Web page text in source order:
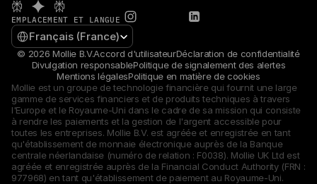
EMPLACEMENT ET LANGUE
Select Language
Français (France)
© 2026 Mollie B.V.Accord d'utilisateurDéclaration de confidentialité
Divulgation responsablePolitique de signalement des alertes
Mentions légalesPolitique en matière de cookies
Mollie est un groupe de technologie financière qui fournit une large
gamme de services financiers et de produits techniques à travers
l'Europe et le Royaume-Uni dans le cadre de sa mission qui consiste
à rendre les paiements et la gestion de l'argent accessible pour
toutes les entreprises. Mollie B.V. est agréée et enregistrée en tant
qu'établissement de monnaie électronique auprès de la Banque
centrale néerlandaise (numéro de relation : F0038). Mollie UK Ltd est
agréée et enregistrée auprès de la Financial Conduct Authority (FRN :
977968) en tant qu'établissement de paiement au Royaume-Uni.